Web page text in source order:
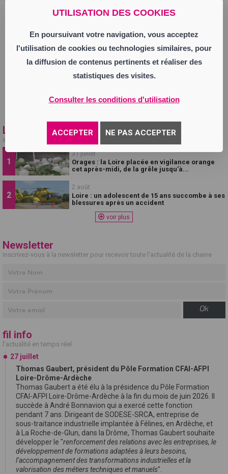
UTILISATION DES COOKIES
En poursuivant votre navigation, vous acceptez
l'utilisation de cookies ou technologies similaires, pour
la diffusion de contenus pertinents et réaliser des
statistiques des visites.
Consulter les conditions d'utilisation
ACCEPTER NE PAS ACCEPTER
Les + vus
articles, replays, vidéos les plus populaires !
31 juillet
Orages : la Loire placée en vigilance orange
cet après-midi, de la grêle jusqu'à...
2 août
Loire : un adolescent de 15 ans succombe à ses
blessures après un accident
voir plus
Newsletter
inscrivez-vous à la newsletter pour recevoir toute l'actualité de la chaine
Ok
fil info
l'actualité en temps réel
27 juillet
Thomas Gaubert, président du Pôle Formation CFAI-AFPI
Loire-Drôme-Ardèche
Thomas Gaubert a été élu à la présidence du Pôle Formation
CFAI-AFPI Loire-Drôme-Ardèche à la fin du mois de juin 2026. Il
succède à André Bonnavion qui a exercé cette fonction
pendant 7 ans. Dirigeant de SODESE-SRCA, entreprise de
sous-traitance industrielle implantée à Félines, en Ardèche, et
à La Roche-de-Glun, dans la Drôme, Thomas Gaubert souhaite
développer le "renforcement des relations avec les entreprises, le
développement de formations adaptées à leurs besoins,
l’accompagnement des transformations industrielles et la
valorisation des métiers techniques et manuels".